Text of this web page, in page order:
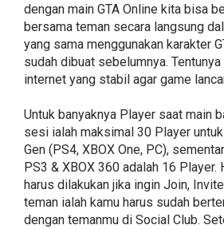
dengan main GTA Online kita bisa
bersama teman secara langsung
yang sama menggunakan karakter
sudah dibuat sebelumnya.
internet yang stabil agar game
Untuk banyaknya Player saat main
sesi ialah maksimal 30 Player
Gen (PS4, XBOX One, PC),
PS3 & XBOX 360 adalah 16 Player.
harus dilakukan jika ingin Join,
teman ialah kamu harus sudah
dengan temanmu di Social Club.